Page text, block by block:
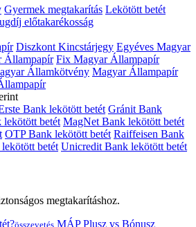
Gyermek megtakarítás Lekötött betét
előtakarékosság
Diszkont Kincstárjegy Egyéves Magyar
Állampapír Fix Magyar Állampapír
Államkötvény Magyar Állampapír
Bank lekötött betét Gránit Bank
betét MagNet Bank lekötött betét
OTP Bank lekötött betét Raiffeisen Bank
betét Unicredit Bank lekötött betét
megtakarításhoz.
összevetés MÁP Plusz vs Bónusz